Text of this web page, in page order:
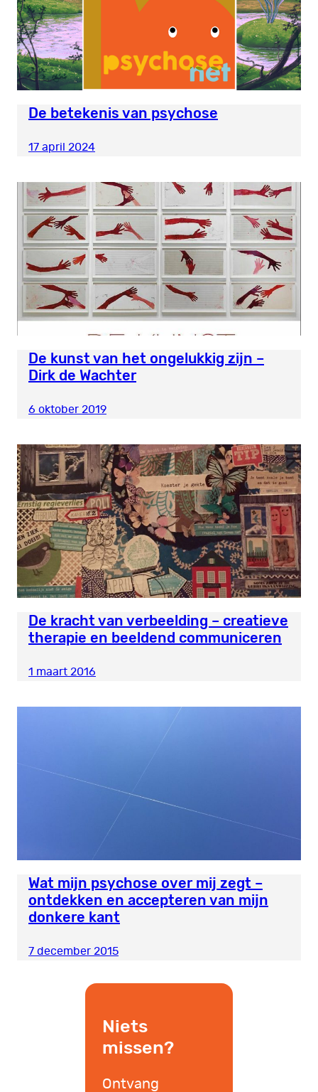
De betekenis van psychose
17 april 2024
De kunst van het ongelukkig zijn –
Dirk de Wachter
6 oktober 2019
De kracht van verbeelding – creatieve
therapie en beeldend communiceren
1 maart 2016
Wat mijn psychose over mij zegt –
ontdekken en accepteren van mijn
donkere kant
7 december 2015
Niets
missen?
Ontvang